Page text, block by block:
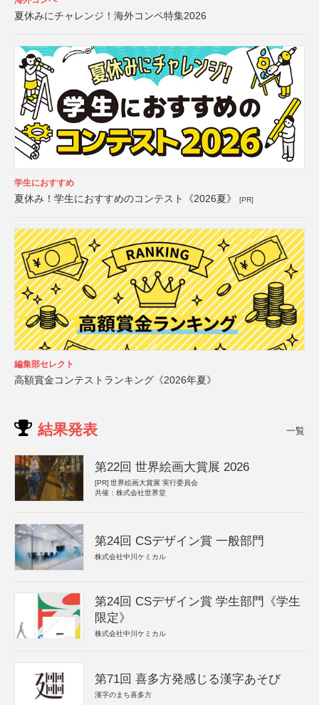
夏休みにチャレンジ！海外コンペ特集2026
学生におすすめ
夏休み！学生におすすめのコンテスト《2026夏》 [PR]
編集部セレクト
高額賞金コンテストランキング《2026年夏》
結果発表 一覧
第22回 世界絵画大賞展 2026
[PR] 世界絵画大賞展 実行委員会
共催：株式会社世界堂
第24回 CSデザイン賞 一般部門
株式会社中川ケミカル
第24回 CSデザイン賞 学生部門《学生
限定》
株式会社中川ケミカル
第71回 喜多方発感じる漢字あそび
漢字のまち喜多方